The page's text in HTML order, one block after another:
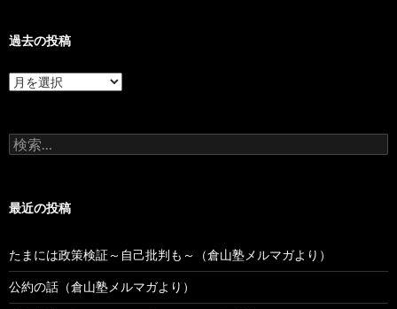
過去の投稿
過
去
稿
検
索:
最近の投稿
たまには政策検証～自己批判も～（倉山塾メルマガより）
公約の話（倉山塾メルマガより）